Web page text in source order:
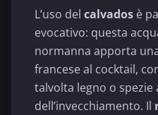
L’uso del calvados è
evocativo: questa
normanna apporta
francese al cocktail,
talvolta legno o spezie
dell’invecchiamento. Il